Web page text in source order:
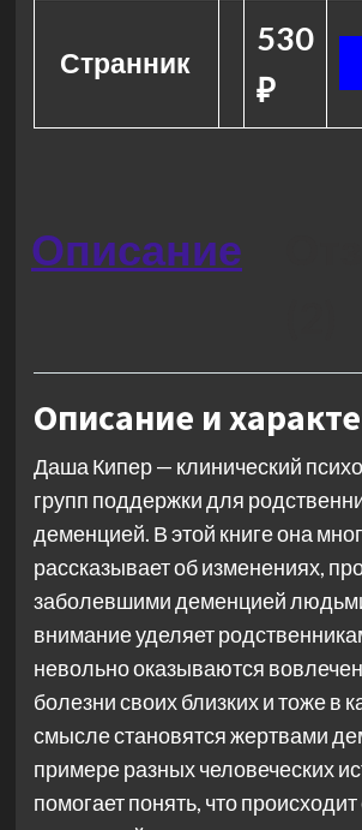
Странник
530
₽
Описание
Описание и
Даша Кипер — клинический
групп поддержки для
деменцией. В этой книге она
рассказывает об изменениях,
заболевшими деменцией
внимание уделяет
невольно оказываются
болезни своих близких и тоже в
смысле становятся жертвами
примере разных человеческих
помогает понять, что